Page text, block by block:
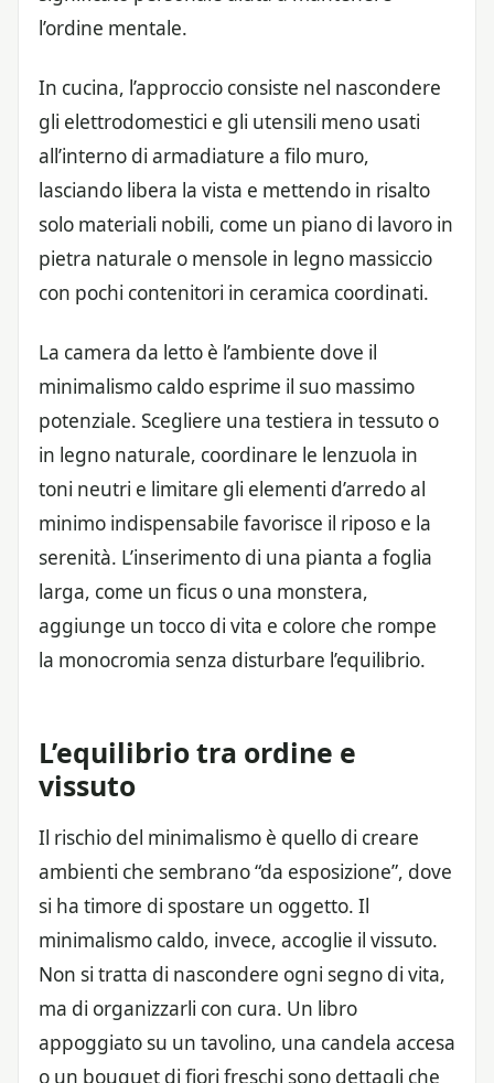
l’ordine mentale.
In cucina, l’approccio consiste nel nascondere
gli elettrodomestici e gli utensili meno usati
all’interno di armadiature a filo muro,
lasciando libera la vista e mettendo in risalto
solo materiali nobili, come un piano di lavoro in
pietra naturale o mensole in legno massiccio
con pochi contenitori in ceramica coordinati.
La camera da letto è l’ambiente dove il
minimalismo caldo esprime il suo massimo
potenziale. Scegliere una testiera in tessuto o
in legno naturale, coordinare le lenzuola in
toni neutri e limitare gli elementi d’arredo al
minimo indispensabile favorisce il riposo e la
serenità. L’inserimento di una pianta a foglia
larga, come un ficus o una monstera,
aggiunge un tocco di vita e colore che rompe
la monocromia senza disturbare l’equilibrio.
L’equilibrio tra ordine e
vissuto
Il rischio del minimalismo è quello di creare
ambienti che sembrano “da esposizione”, dove
si ha timore di spostare un oggetto. Il
minimalismo caldo, invece, accoglie il vissuto.
Non si tratta di nascondere ogni segno di vita,
ma di organizzarli con cura. Un libro
appoggiato su un tavolino, una candela accesa
o un bouquet di fiori freschi sono dettagli che